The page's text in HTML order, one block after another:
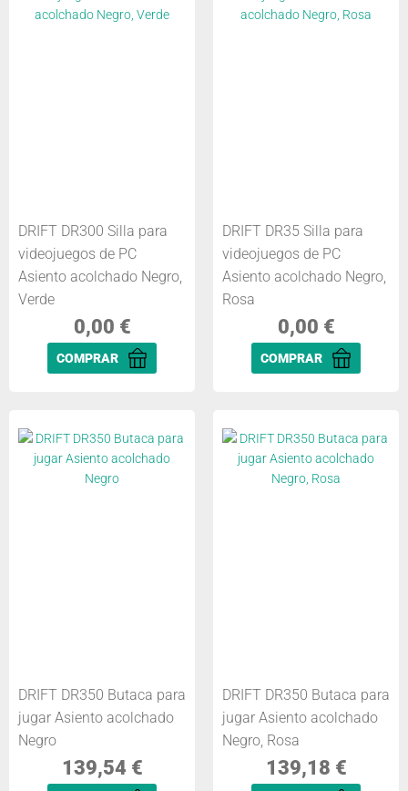
DRIFT DR300 Silla para
videojuegos de PC
Asiento acolchado Negro,
Verde
0,00 €
COMPRAR
DRIFT DR35 Silla para
videojuegos de PC
Asiento acolchado Negro,
Rosa
0,00 €
COMPRAR
DRIFT DR350 Butaca para
jugar Asiento acolchado
Negro
139,54 €
DRIFT DR350 Butaca para
jugar Asiento acolchado
Negro, Rosa
139,18 €